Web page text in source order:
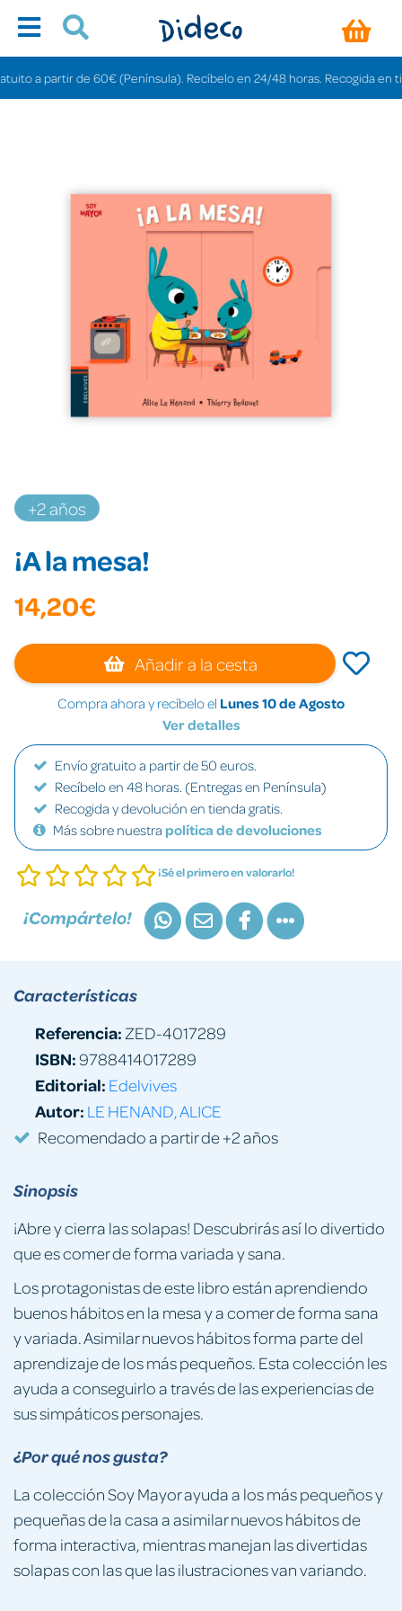
a partir de 60€ (Península). Recíbelo en 24/48 horas. Recogida en
+2 años
¡A la mesa!
14,20€
Añadir a la cesta
Compra ahora y recíbelo el Lunes 10 de Agosto
Ver detalles
Envío gratuito a partir de 50 euros.
Recíbelo en 48 horas. (Entregas en Península)
Recogida y devolución en tienda gratis.
Más sobre nuestra política de devoluciones
¡Sé el primero en valorarlo!
¡Compártelo!
Sinopsis
¡Abre y cierra las solapas! Descubrirás así lo divertido
que es comer de forma variada y sana.
Los protagonistas de este libro están aprendiendo
buenos hábitos en la mesa y a comer de forma sana
y variada. Asimilar nuevos hábitos forma parte del
aprendizaje de los más pequeños. Esta colección les
ayuda a conseguirlo a través de las experiencias de
sus simpáticos personajes.
¿Por qué nos gusta?
La colección Soy Mayor ayuda a los más pequeños y
pequeñas de la casa a asimilar nuevos hábitos de
forma interactiva, mientras manejan las divertidas
solapas con las que las ilustraciones van variando.
Características
Referencia: ZED-4017289
ISBN:9788414017289
Editorial: Edelvives
Autor: LE HENAND, ALICE
Recomendado a partir de +2 años